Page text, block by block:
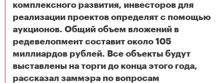
комплексного развития, инвесторов для
реализации проектов определят с помощью
аукционов. Общий объем вложений в
редевелопмент составит около 105
миллиардов рублей. Все объекты будут
выставлены на торги до конца этого года,
рассказал заммэра по вопросам